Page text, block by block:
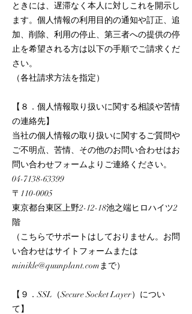
ときには、遅滞なく本人に対しこれを開示し
ます。個人情報の利用目的の通知や訂正、追
加、削除、利用の停止、第三者への提供の停
止を希望される方は以下の手順でご請求くだ
さい。
（各社請求方法を指定）
【８．個人情報取り扱いに関する相談や苦情
の連絡先】
当社の個人情報の取り扱いに関するご質問や
ご不明点、苦情、その他のお問い合わせはお
問い合わせフォームよりご連絡ください。
04-7138-63399
〒110-0005
東京都台東区上野2-12-18池之端ヒロハイツ2
階
（こちらでサポートはしておりません。お問
い合わせはサイトフォームまたは
minikle@quunplant.comまで）
【９．SSL（Secure Socket Layer）につい
て】